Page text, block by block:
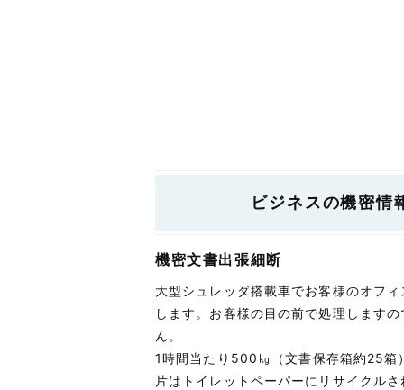
ビジネスの機密情
機密文書出張細断
大型シュレッダ搭載車でお客様のオフ
します。お客様の目の前で処理します
ん。
1時間当たり500㎏（文書保存箱約25箱
片はトイレットペーパーにリサイクル